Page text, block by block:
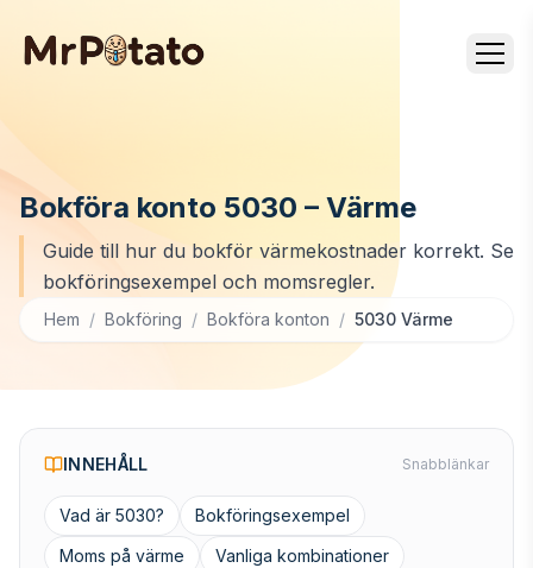
Bokföra konto 5030 – Värme
Guide till hur du bokför värmekostnader korrekt. Se
bokföringsexempel och momsregler.
Hem / Bokföring / Bokföra konton / 5030 Värme
INNEHÅLL Snabblänkar
Vad är 5030?
Bokföringsexempel
Moms på värme
Vanliga kombinationer